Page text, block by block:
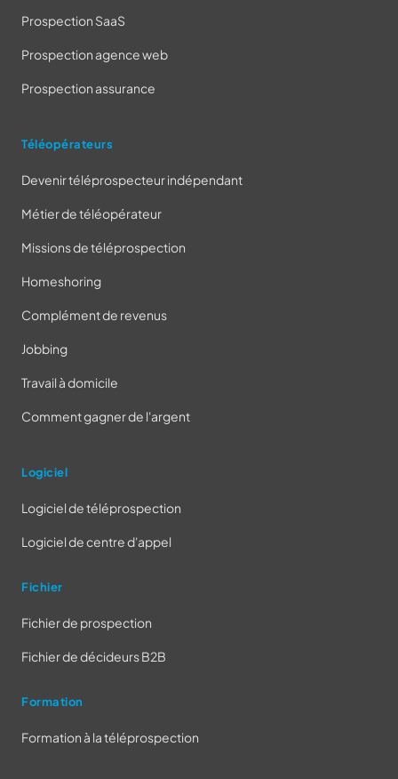
Prospection SaaS
Prospection agence web
Prospection assurance
Téléopérateurs
Devenir téléprospecteur indépendant
Métier de téléopérateur
Missions de téléprospection
Homeshoring
Complément de revenus
Jobbing
Travail à domicile
Comment gagner de l'argent
Logiciel
Logiciel de téléprospection
Logiciel de centre d'appel
Fichier
Fichier de prospection
Fichier de décideurs B2B
Formation
Formation à la téléprospection